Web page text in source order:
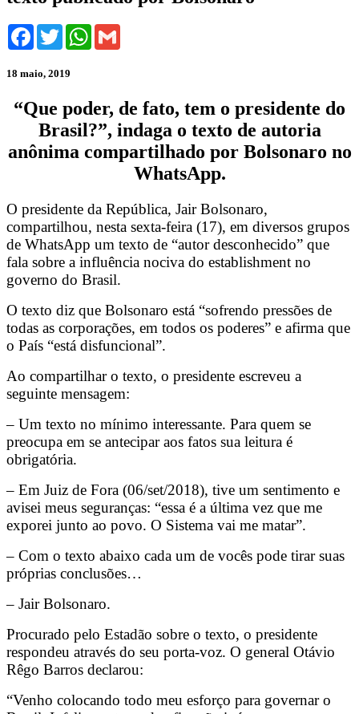
Facebook
TwitterWhatsApp
18 maio, 2019
“Que poder, de fato, tem o presidente do
Brasil?”, indaga o texto de autoria
anônima compartilhado por Bolsonaro no
WhatsApp.
O presidente da República, Jair Bolsonaro,
compartilhou, nesta sexta-feira (17), em diversos grupos
de WhatsApp um texto de “autor desconhecido” que
fala sobre a influência nociva do establishment no
governo do Brasil.
O texto diz que Bolsonaro está “sofrendo pressões de
todas as corporações, em todos os poderes” e afirma que
o País “está disfuncional”.
Ao compartilhar o texto, o presidente escreveu a
seguinte mensagem:
– Um texto no mínimo interessante. Para quem se
preocupa em se antecipar aos fatos sua leitura é
obrigatória.
– Em Juiz de Fora (06/set/2018), tive um sentimento e
avisei meus seguranças: “essa é a última vez que me
exporei junto ao povo. O Sistema vai me matar”.
– Com o texto abaixo cada um de vocês pode tirar suas
próprias conclusões…
– Jair Bolsonaro.
Procurado pelo Estadão sobre o texto, o presidente
respondeu através do seu porta-voz. O general Otávio
Rêgo Barros declarou:
“Venho colocando todo meu esforço para governar o